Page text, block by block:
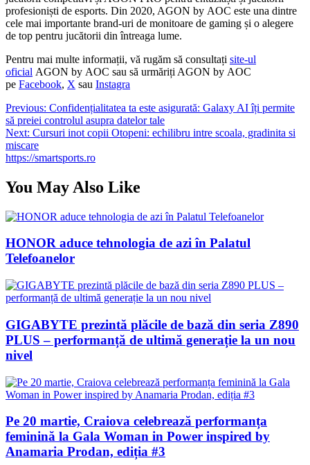
profesioniști de esports. Din 2020, AGON by AOC este una dintre
cele mai importante brand-uri de monitoare de gaming și o alegere
de top pentru jucătorii din întreaga lume.
Pentru mai multe informații, vă rugăm să consultați site-ul
oficial AGON by AOC sau să urmăriți AGON by AOC
pe Facebook, X sau Instagra
Navigare
în
articole
Previous: Confidențialitatea ta este asigurată: Galaxy AI îți permite
să preiei controlul asupra datelor tale
Next: Cursuri inot copii Otopeni: echilibru intre scoala, gradinita si
miscare
https://smartsports.ro
You May Also Like
HONOR aduce tehnologia de azi în Palatul
Telefoanelor
GIGABYTE prezintă plăcile de bază din seria Z890
PLUS – performanță de ultimă generație la un nou
nivel
Pe 20 martie, Craiova celebrează performanța
feminină la Gala Woman in Power inspired by
Anamaria Prodan, ediția #3